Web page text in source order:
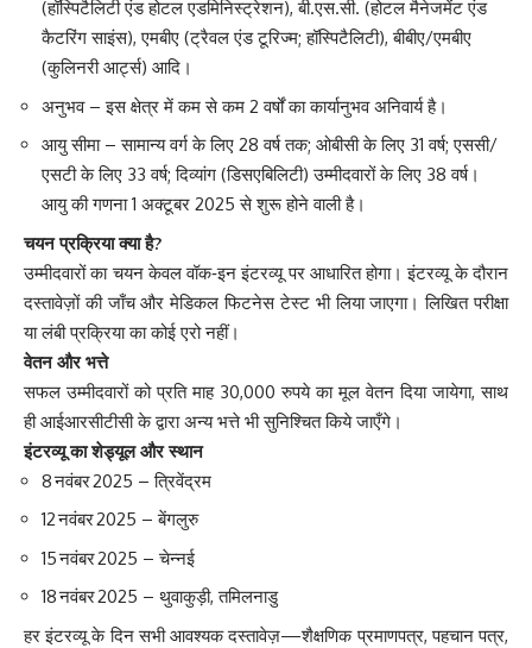
(हॉस्पिटैलिटी एंड होटल एडमिनिस्ट्रेशन), बी.एस.सी. (होटल मैनेजमेंट एंड
कैटरिंग साइंस), एमबीए (ट्रैवल एंड टूरिज्म; हॉस्पिटैलिटी), बीबीए/एमबीए
(कुलिनरी आर्ट्स) आदि।
अनुभव – इस क्षेत्र में कम से कम 2 वर्षों का कार्यानुभव अनिवार्य है।
आयु सीमा – सामान्य वर्ग के लिए 28 वर्ष तक; ओबीसी के लिए 31 वर्ष; एससी/
एसटी के लिए 33 वर्ष; दिव्यांग (डिसएबिलिटी) उम्मीदवारों के लिए 38 वर्ष।
आयु की गणना 1 अक्टूबर 2025 से शुरू होने वाली है।
चयन प्रक्रिया क्या है?
उम्मीदवारों का चयन केवल वॉक‑इन इंटरव्यू पर आधारित होगा। इंटरव्यू के दौरान
दस्तावेज़ों की जाँच और मेडिकल फिटनेस टेस्ट भी लिया जाएगा। लिखित परीक्षा
या लंबी प्रक्रिया का कोई एरो नहीं।
वेतन और भत्ते
सफल उम्मीदवारों को प्रति माह 30,000 रुपये का मूल वेतन दिया जायेगा, साथ
ही आईआरसीटीसी के द्वारा अन्य भत्ते भी सुनिश्चित किये जाएँगे।
इंटरव्यू का शेड्यूल और स्थान
8 नवंबर 2025 – त्रिवेंद्रम
12 नवंबर 2025 – बेंगलुरु
15 नवंबर 2025 – चेन्नई
18 नवंबर 2025 – थुवाकुड़ी, तमिलनाडु
हर इंटरव्यू के दिन सभी आवश्यक दस्तावेज़—शैक्षणिक प्रमाणपत्र, पहचान पत्र,